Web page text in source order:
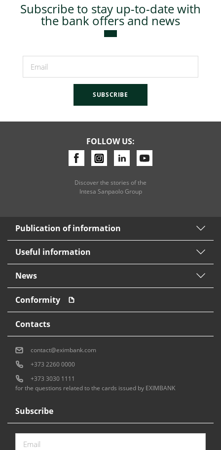
Subscribe to stay up-to-date with
the bank offers and news
SUBSCRIBE
FOLLOW US:
Discover the stories of the
Intesa Sanpaolo Group
Publication of information
Useful information
News
Conformity
Subscribe
Contacts
contact@eximbank.com
+373 2260 0000
+373 3030 1111
for the questions related to the cards issued by EXIMBANK